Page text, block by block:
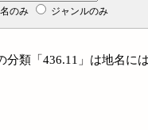
のみ ジャンルのみ
分類「436.11」は地名に